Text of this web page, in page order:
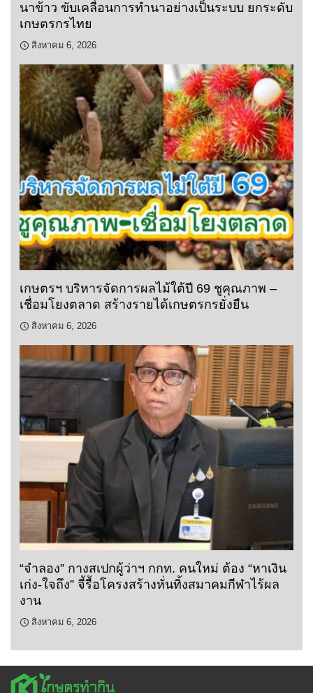
นาข้าว ขับเคลื่อนการทำนาอย่างเป็นระบบ ยกระดับ
เกษตรกรไทย
สิงหาคม 6, 2026
เกษตรฯ บริหารจัดการผลไม้ใต้ปี 69 ชูคุณภาพ –
เชื่อมโยงตลาด สร้างรายได้เกษตรกรยั่งยืน
สิงหาคม 6, 2026
“จำลอง” กางสเปกผู้ว่าฯ กกท. คนใหม่ ต้อง “หาเงิน
เก่ง-ใจถึง” จี้รื้อโครงสร้างหั่นทิ้งสมาคมกีฬาไร้ผล
งาน
สิงหาคม 6, 2026